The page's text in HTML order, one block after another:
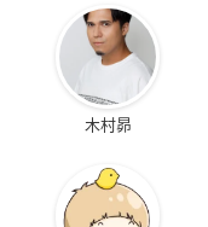
木村昴